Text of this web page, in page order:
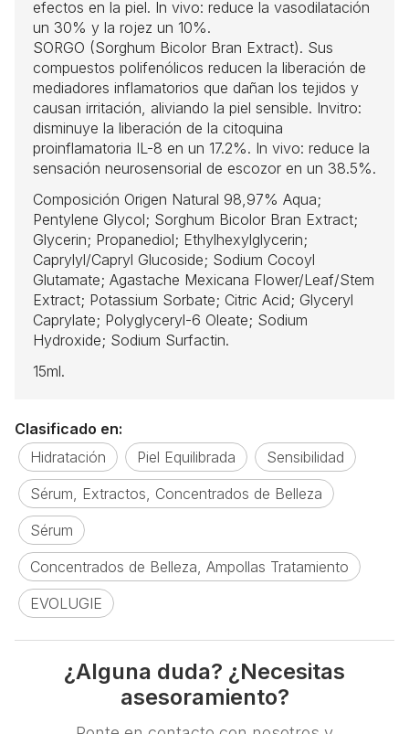
efectos en la piel. In vivo: reduce la vasodilatación
un 30% y la rojez un 10%.
SORGO (Sorghum Bicolor Bran Extract). Sus
compuestos polifenólicos reducen la liberación de
mediadores inflamatorios que dañan los tejidos y
causan irritación, aliviando la piel sensible. Invitro:
disminuye la liberación de la citoquina
proinflamatoria IL-8 en un 17.2%. In vivo: reduce la
sensación neurosensorial de escozor en un 38.5%.
Composición Origen Natural 98,97% Aqua;
Pentylene Glycol; Sorghum Bicolor Bran Extract;
Glycerin; Propanediol; Ethylhexylglycerin;
Caprylyl/Capryl Glucoside; Sodium Cocoyl
Glutamate; Agastache Mexicana Flower/Leaf/Stem
Extract; Potassium Sorbate; Citric Acid; Glyceryl
Caprylate; Polyglyceryl-6 Oleate; Sodium
Hydroxide; Sodium Surfactin.
15ml.
Clasificado en:
Hidratación
Piel Equilibrada
Sensibilidad
Sérum, Extractos, Concentrados de Belleza
Sérum
Concentrados de Belleza, Ampollas Tratamiento
EVOLUGIE
¿Alguna duda? ¿Necesitas
asesoramiento?